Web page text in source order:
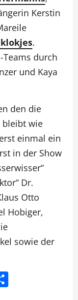
Kerstin
.
durch
und Kaya
den die
bleibt wie
einmal ein
in der Show
Dr.
Otto
Hobiger,
sowie der